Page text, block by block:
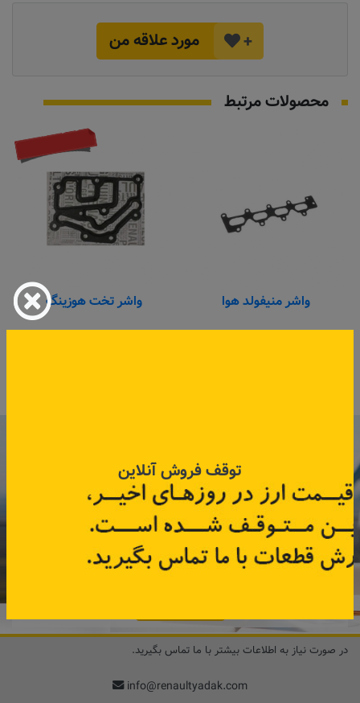
+ مورد علاقه من
محصولات مرتبط
واشر منیفولد هوا
موجود نیست
واشر تخت هوزینگ
همین حالا ۱۵ هزار تومان کد‌تخفیف خرید
آنلاین
دریافت کنید.
در صورت نیاز به اطلاعات بیشتر با ما تماس بگیرید.
info@renaultyadak.com
توقف فروش آنلاین